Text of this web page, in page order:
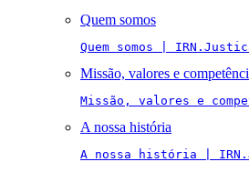
Quem somos
Quem somos |
Missão, valores e
Missão, valores e
A nossa história
A nossa história |